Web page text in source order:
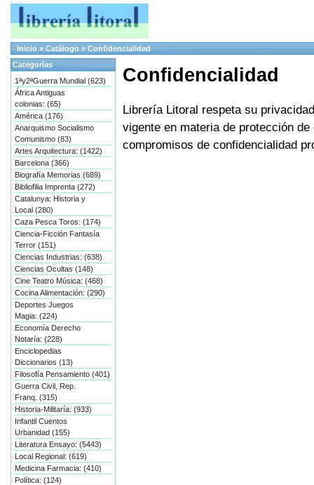
Inicio » Catálogo » Confidencialidad
Confidencialidad
Librería Litoral respeta su
vigente en materia de protección
compromisos de confidencialidad
Categorías
1ªy2ªGuerra Mundial (623)
África Antiguas
colonias: (65)
América (176)
Anarquismo Socialismo
Comunismo (83)
Artes Arquitectura: (1422)
Barcelona (366)
Biografía Memorias (689)
Bibliofilia Imprenta (272)
Catalunya: Historia y
Local (280)
Caza Pesca Toros: (174)
Ciencia-Ficción Fantasía
Terror (151)
Ciencias Industrias: (638)
Ciencias Ocultas (148)
Cine Teatro Música: (468)
Cocina Alimentación: (290)
Deportes Juegos
Magia: (224)
Economía Derecho
Notaría: (228)
Enciclopedias
Diccionarios (13)
Filosofía Pensamiento (401)
Guerra Civil, Rep.
Franq. (315)
Historia-Militaría: (933)
Infantil Cuentos
Urbanidad (155)
Literatura Ensayo: (5443)
Local Regional: (619)
Medicina Farmacia: (410)
Política: (124)